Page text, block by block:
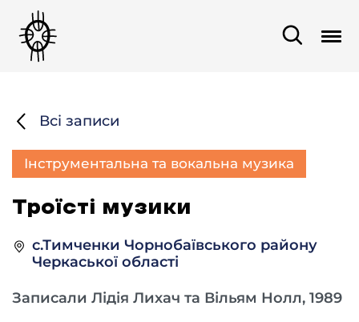
Всі записи
Інструментальна та вокальна музика
Троїсті музики
с.Тимченки Чорнобаївського району
Черкаської області
Записали Лідія Лихач та Вільям Нолл, 1989